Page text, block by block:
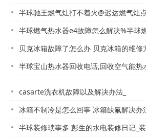
半球驰王燃气灶打不着火@迟达燃气灶点不着
半球燃气热水器e4故障怎么解决%半球燃气热水器e4故障怎么解决师傅发
贝克冰箱故障了怎么办 贝克冰箱的维修方法有哪些
半球宝山热水器回收电话,回收空气能热水器的电话#宝山热水器维修电话,能率热水
casarte洗衣机故障以及解决办法_
冰箱不制冷是怎么回事 冰箱缺氟解决办法介绍-冰箱不制冷是怎么回事 冰箱缺氟解决
半球装修琐事多 彭生的水电装修日记_装修提取公积金需要什么材料